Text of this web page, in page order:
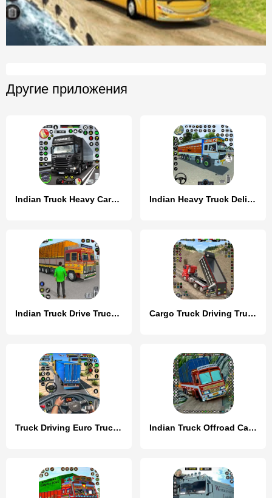
Другие приложения
Indian Truck Heavy Cargo Duty Indian Heavy Truck Delivery 3D
Indian Truck Drive Truck Games Cargo Truck Driving Truck Game
Truck Driving Euro Truck Game Indian Truck Offroad Cargo Sim